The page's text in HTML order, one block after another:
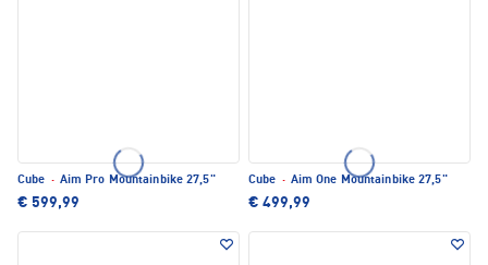
Cube · Aim Pro Mountainbike 27,5"
€ 599,99
Cube · Aim One Mountainbike 27,5"
€ 499,99